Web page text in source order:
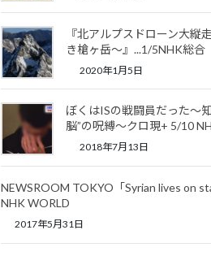
『北アルプスドローン大縦
き槍ヶ岳～』...1/5NHK総合
2020年1月5日
ぼくはISの戦闘員だった～
脳”の呪縛～クロ現+ 5/10
2018年7月13日
NEWSROOM TOKYO「Syrian lives on
NHK WORLD
2017年5月31日